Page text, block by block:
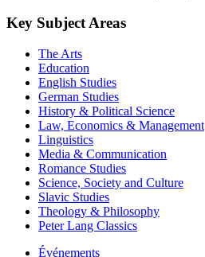
Key Subject Areas
The Arts
Education
English Studies
German Studies
History & Political Science
Law, Economics & Management
Linguistics
Media & Communication
Romance Studies
Science, Society and Culture
Slavic Studies
Theology & Philosophy
Peter Lang Classics
Événements